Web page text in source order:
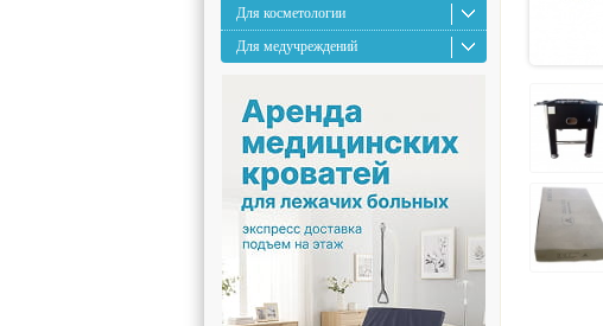
Для косметологии
Для медучреждений